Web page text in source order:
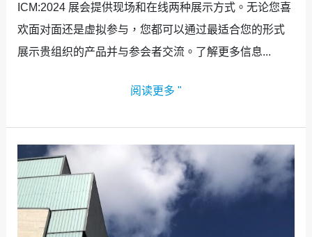
ICM:2024 展会提供现场和在线两种展示方式。无论您喜
欢面对面还是虚拟参与，您都可以通过最适合您的形式
展示贵组织的产品并与参会者交流。了解更多信息...
阅读更多 "
场